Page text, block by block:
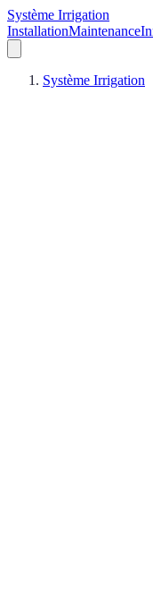
Système Irrigation
InstallationMaintenance
Système Irrigation